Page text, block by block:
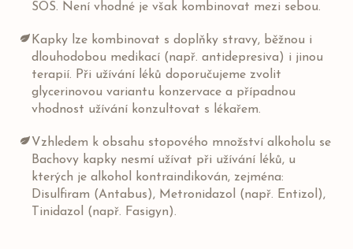
SOS. Není vhodné je však kombinovat mezi sebou.
Kapky lze kombinovat s doplňky stravy, běžnou i
dlouhodobou medikací (např. antidepresiva) i jinou
terapií. Při užívání léků doporučujeme zvolit
glycerinovou variantu konzervace a případnou
vhodnost užívání konzultovat s lékařem.
Vzhledem k obsahu stopového množství alkoholu se
Bachovy kapky nesmí užívat při užívání léků, u
kterých je alkohol kontraindikován, zejména:
Disulfiram (Antabus), Metronidazol (např. Entizol),
Tinidazol (např. Fasigyn).